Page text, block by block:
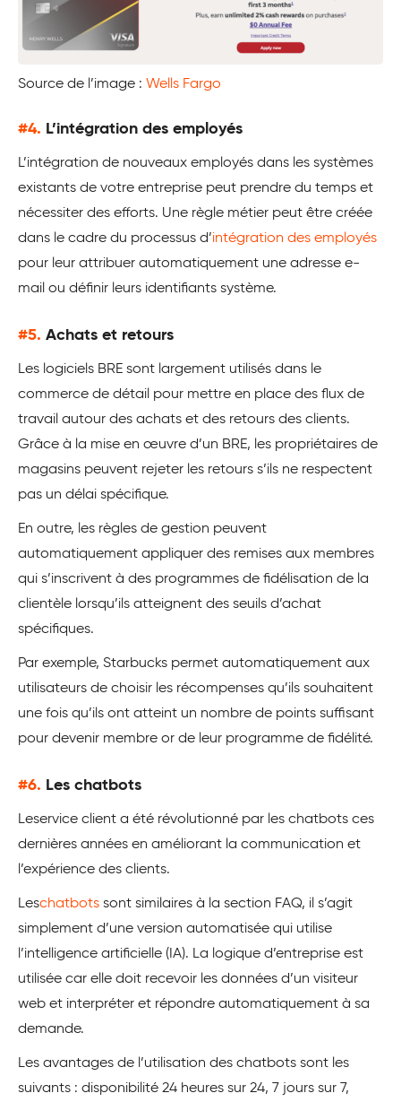
Source de l’image : Wells Fargo
#4. L’intégration des employés
L’intégration de nouveaux employés dans les systèmes
existants de votre entreprise peut prendre du temps et
nécessiter des efforts. Une règle métier peut être créée
dans le cadre du processus d’intégration des employés
pour leur attribuer automatiquement une adresse e-
mail ou définir leurs identifiants système.
#5. Achats et retours
Les logiciels BRE sont largement utilisés dans le
commerce de détail pour mettre en place des flux de
travail autour des achats et des retours des clients.
Grâce à la mise en œuvre d’un BRE, les propriétaires de
magasins peuvent rejeter les retours s’ils ne respectent
pas un délai spécifique.
En outre, les règles de gestion peuvent
automatiquement appliquer des remises aux membres
qui s’inscrivent à des programmes de fidélisation de la
clientèle lorsqu’ils atteignent des seuils d’achat
spécifiques.
Par exemple, Starbucks permet automatiquement aux
utilisateurs de choisir les récompenses qu’ils souhaitent
une fois qu’ils ont atteint un nombre de points suffisant
pour devenir membre or de leur programme de fidélité.
#6. Les chatbots
Leservice client a été révolutionné par les chatbots ces
dernières années en améliorant la communication et
l’expérience des clients.
Leschatbots sont similaires à la section FAQ, il s’agit
simplement d’une version automatisée qui utilise
l’intelligence artificielle (IA). La logique d’entreprise est
utilisée car elle doit recevoir les données d’un visiteur
web et interpréter et répondre automatiquement à sa
demande.
Les avantages de l’utilisation des chatbots sont les
suivants : disponibilité 24 heures sur 24, 7 jours sur 7,